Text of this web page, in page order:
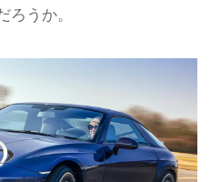
うか。